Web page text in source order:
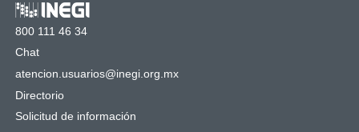
800 111 46 34
Chat
atencion.usuarios@inegi.org.mx
Directorio
Solicitud de información